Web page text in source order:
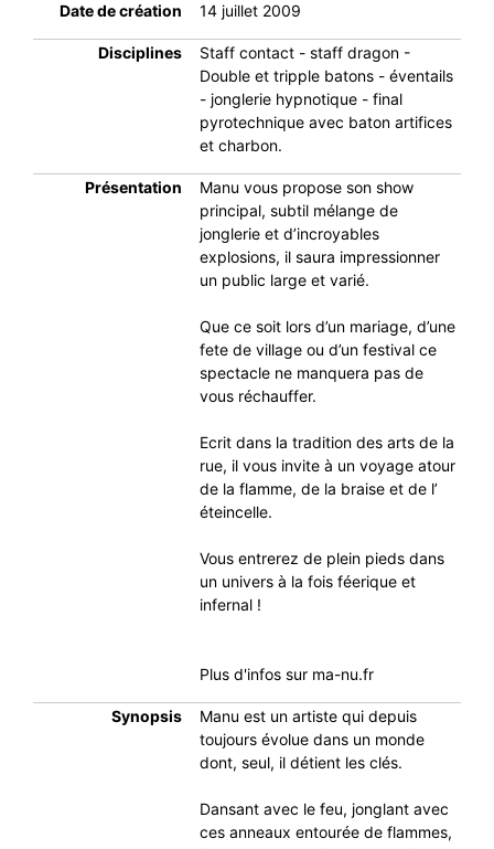
Date de création 14 juillet 2009
Disciplines
Staff contact - staff dragon -
Double et tripple batons - éventails
- jonglerie hypnotique - final
pyrotechnique avec baton artifices
et charbon.
Présentation
Manu vous propose son show
principal, subtil mélange de
jonglerie et d’incroyables
explosions, il saura impressionner
un public large et varié.
Que ce soit lors d’un mariage, d’une
fete de village ou d’un festival ce
spectacle ne manquera pas de
vous réchauffer.
Ecrit dans la tradition des arts de la
rue, il vous invite à un voyage atour
de la flamme, de la braise et de l’
éteincelle.
Vous entrerez de plein pieds dans
un univers à la fois féerique et
infernal !
Plus d'infos sur ma-nu.fr
Synopsis
Manu est un artiste qui depuis
toujours évolue dans un monde
dont, seul, il détient les clés.
Dansant avec le feu, jonglant avec
ces anneaux entourée de flammes,